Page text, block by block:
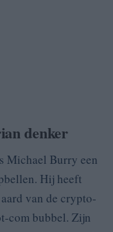
denker
Michael Burry een
Hij heeft
van de crypto-
com bubbel. Zijn